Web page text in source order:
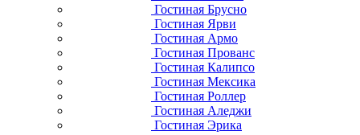
Гостиная Брусно
Гостиная Ярви
Гостиная Армо
Гостиная Прованс
Гостиная Калипсо
Гостиная Мексика
Гостиная Роллер
Гостиная Аледжи
Гостиная Эрика